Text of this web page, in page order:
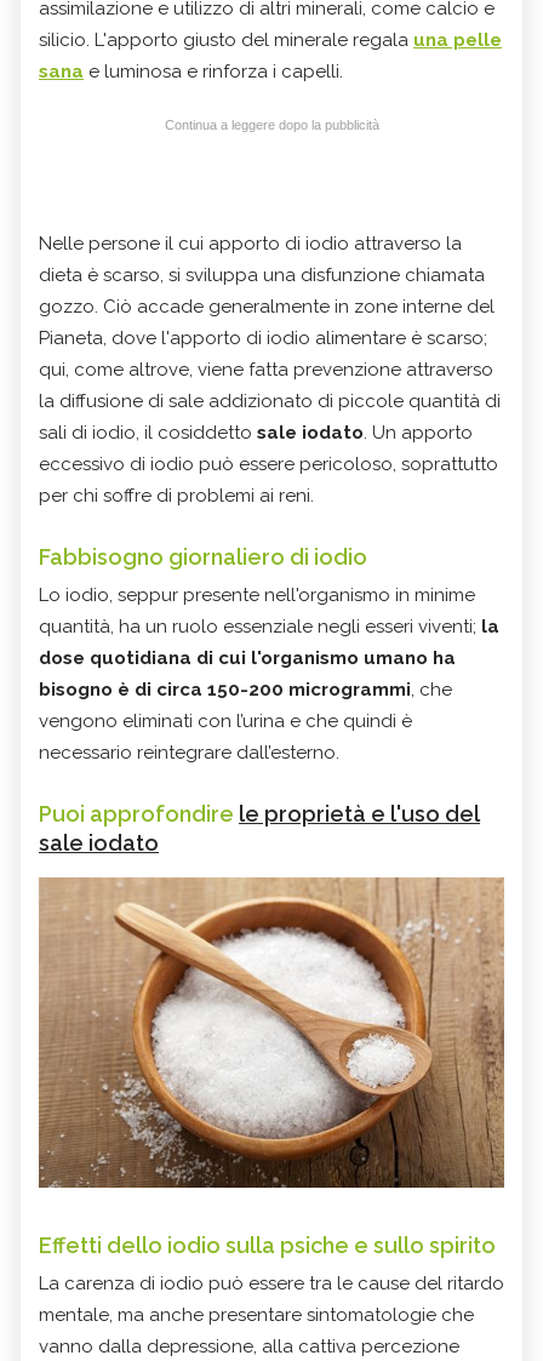
assimilazione e utilizzo di altri minerali, come calcio e
silicio. L'apporto giusto del minerale regala una pelle
sana e luminosa e rinforza i capelli.
Continua a leggere dopo la pubblicità
Nelle persone il cui apporto di iodio attraverso la
dieta è scarso, si sviluppa una disfunzione chiamata
gozzo. Ciò accade generalmente in zone interne del
Pianeta, dove l'apporto di iodio alimentare è scarso;
qui, come altrove, viene fatta prevenzione attraverso
la diffusione di sale addizionato di piccole quantità di
sali di iodio, il cosiddetto sale iodato. Un apporto
eccessivo di iodio può essere pericoloso, soprattutto
per chi soffre di problemi ai reni.
Fabbisogno giornaliero di iodio
Lo iodio, seppur presente nell'organismo in minime
quantità, ha un ruolo essenziale negli esseri viventi; la
dose quotidiana di cui l'organismo umano ha
bisogno è di circa 150-200 microgrammi, che
vengono eliminati con l’urina e che quindi è
necessario reintegrare dall’esterno.
Puoi approfondire le proprietà e l'uso del
sale iodato
Effetti dello iodio sulla psiche e sullo spirito
La carenza di iodio può essere tra le cause del ritardo
mentale, ma anche presentare sintomatologie che
vanno dalla depressione, alla cattiva percezione